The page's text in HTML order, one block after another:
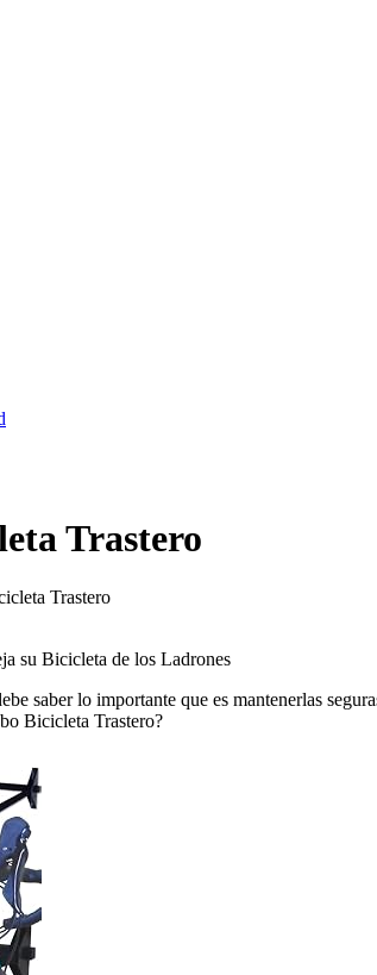
Trastero
Trastero
su Bicicleta de los Ladrones
saber lo importante que es mantenerlas
Bicicleta Trastero?